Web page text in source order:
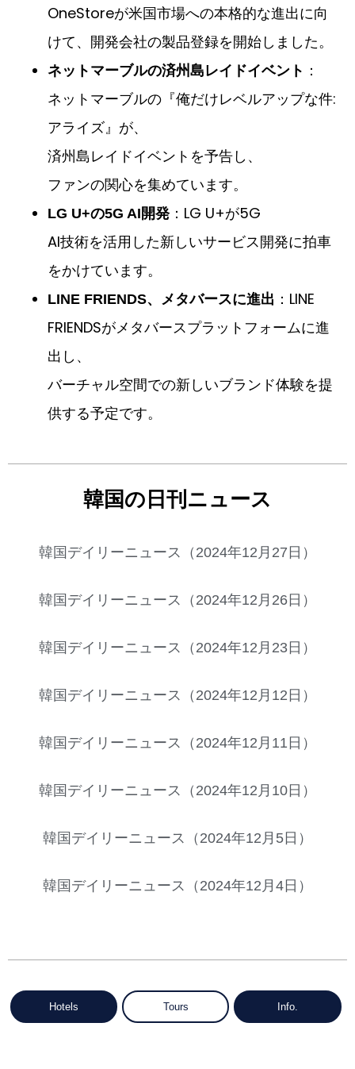
OneStoreが米国市場への本格的な進出に向
けて、開発会社の製品登録を開始しました。
ネットマーブルの済州島レイドイベント ：
ネットマーブルの『俺だけレベルアップな件:
アライズ』が、
済州島レイドイベントを予告し、
ファンの関心を集めています。
LG U+の5G AI開発：LG U+が5G
AI技術を活用した新しいサービス開発に拍車
をかけています。
LINE FRIENDS、メタバースに進出 ：LINE
FRIENDSがメタバースプラットフォームに進
出し、
バーチャル空間での新しいブランド体験を提
供する予定です。
韓国の日刊ニュース
韓国デイリーニュース（2024年12月27日）
韓国デイリーニュース（2024年12月26日）
韓国デイリーニュース（2024年12月23日）
韓国デイリーニュース（2024年12月12日）
韓国デイリーニュース（2024年12月11日）
韓国デイリーニュース（2024年12月10日）
韓国デイリーニュース（2024年12月5日）
韓国デイリーニュース（2024年12月4日）
Hotels Tours Info.